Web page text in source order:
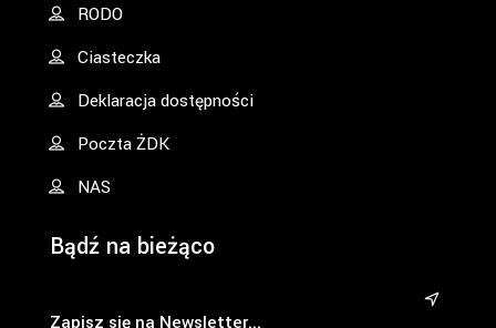
RODO
Ciasteczka
Deklaracja dostępności
Poczta ŻDK
NAS
Bądź na bieżąco
&